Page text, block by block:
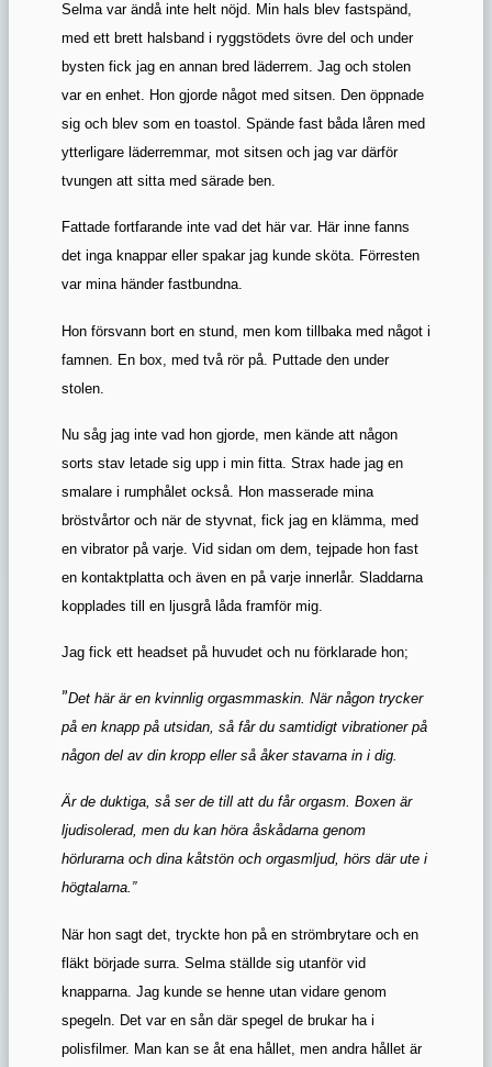
Selma var ändå inte helt nöjd. Min hals blev fastspänd,
med ett brett halsband i ryggstödets övre del och under
bysten fick jag en annan bred läderrem. Jag och stolen
var en enhet. Hon gjorde något med sitsen. Den öppnade
sig och blev som en toastol. Spände fast båda låren med
ytterligare läderremmar, mot sitsen och jag var därför
tvungen att sitta med särade ben.
Fattade fortfarande inte vad det här var. Här inne fanns
det inga knappar eller spakar jag kunde sköta. Förresten
var mina händer fastbundna.
Hon försvann bort en stund, men kom tillbaka med något i
famnen. En box, med två rör på. Puttade den under
stolen.
Nu såg jag inte vad hon gjorde, men kände att någon
sorts stav letade sig upp i min fitta. Strax hade jag en
smalare i rumphålet också. Hon masserade mina
bröstvårtor och när de styvnat, fick jag en klämma, med
en vibrator på varje. Vid sidan om dem, tejpade hon fast
en kontaktplatta och även en på varje innerlår. Sladdarna
kopplades till en ljusgrå låda framför mig.
Jag fick ett headset på huvudet och nu förklarade hon;
”Det här är en kvinnlig orgasmmaskin. När någon trycker
på en knapp på utsidan, så får du samtidigt vibrationer på
någon del av din kropp eller så åker stavarna in i dig.
Är de duktiga, så ser de till att du får orgasm. Boxen är
ljudisolerad, men du kan höra åskådarna genom
hörlurarna och dina kåtstön och orgasmljud, hörs där ute i
högtalarna.”
När hon sagt det, tryckte hon på en strömbrytare och en
fläkt började surra. Selma ställde sig utanför vid
knapparna. Jag kunde se henne utan vidare genom
spegeln. Det var en sån där spegel de brukar ha i
polisfilmer. Man kan se åt ena hållet, men andra hållet är